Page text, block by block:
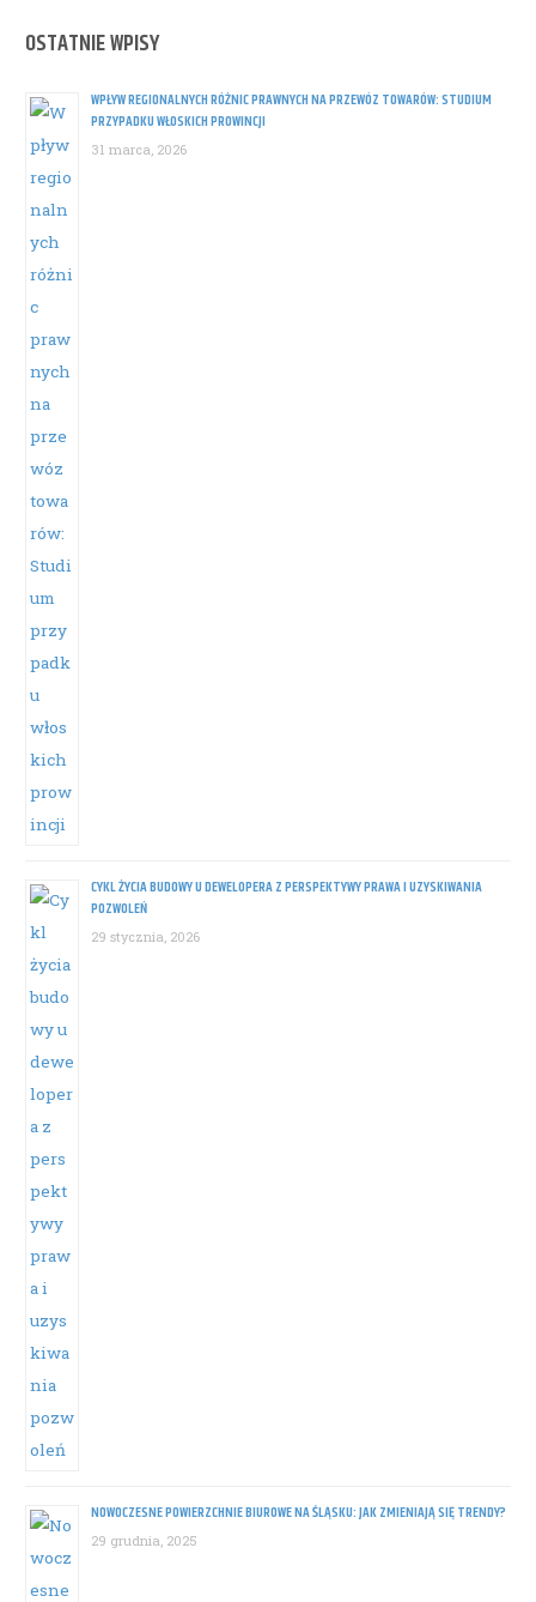
OSTATNIE WPISY
WPŁYW REGIONALNYCH RÓŻNIC PRAWNYCH NA PRZEWÓZ TOWARÓW: STUDIUM
PRZYPADKU WŁOSKICH PROWINCJI
31 marca, 2026
CYKL ŻYCIA BUDOWY U DEWELOPERA Z PERSPEKTYWY PRAWA I UZYSKIWANIA
POZWOLEŃ
29 stycznia, 2026
NOWOCZESNE POWIERZCHNIE BIUROWE NA ŚLĄSKU: JAK ZMIENIAJĄ SIĘ TRENDY?
29 grudnia, 2025